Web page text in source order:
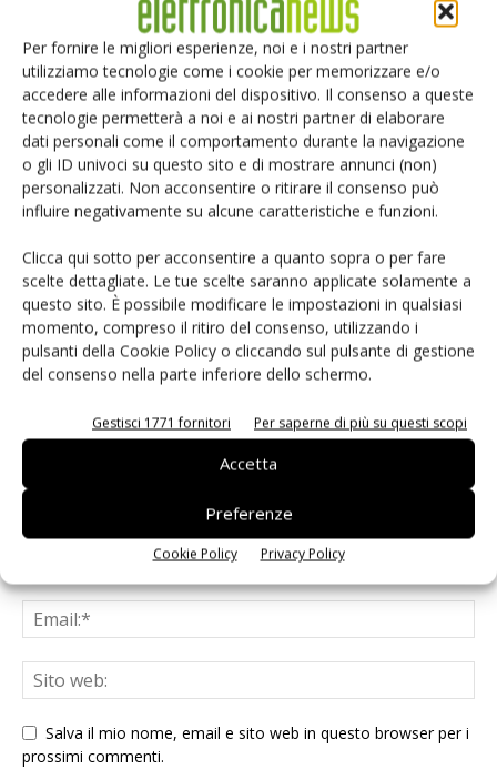
Per fornire le migliori esperienze, noi e i nostri partner
utilizziamo tecnologie come i cookie per memorizzare e/o
accedere alle informazioni del dispositivo. Il consenso a queste
tecnologie permetterà a noi e ai nostri partner di elaborare
dati personali come il comportamento durante la navigazione
o gli ID univoci su questo sito e di mostrare annunci (non)
personalizzati. Non acconsentire o ritirare il consenso può
influire negativamente su alcune caratteristiche e funzioni.
Clicca qui sotto per acconsentire a quanto sopra o per fare
scelte dettagliate. Le tue scelte saranno applicate solamente a
questo sito. È possibile modificare le impostazioni in qualsiasi
momento, compreso il ritiro del consenso, utilizzando i
pulsanti della Cookie Policy o cliccando sul pulsante di gestione
del consenso nella parte inferiore dello schermo.
Gestisci 1771 fornitori Per saperne di più su questi scopi
Accetta
Preferenze
Cookie Policy Privacy Policy
Smart home: la sfida passa da
sicurezza e interoperabilità
Siemens e NVIDIA insieme sull’IA
agentica per l’EDA
LASCIA UN COMMENTO
Salva il mio nome, email e sito web in questo browser per i
prossimi commenti.